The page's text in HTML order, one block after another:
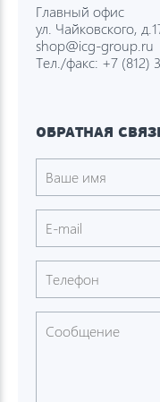
Главный офис
ул. Чайковского,
shop@icg-group.ru
Тел./факс: +7 (812)
ОБРАТНАЯ